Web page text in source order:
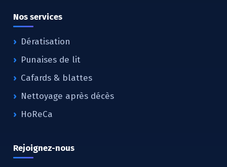
Nos services
Dératisation
Punaises de lit
Cafards & blattes
Nettoyage après décès
HoReCa
Rejoignez-nous